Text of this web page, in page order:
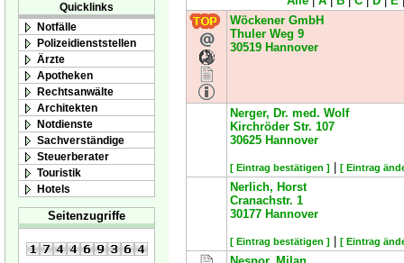
Quicklinks
Notfälle
Polizeidienststellen
Ärzte
Apotheken
Rechtsanwälte
Architekten
Notdienste
Sachverständige
Steuerberater
Touristik
Hotels
Seitenzugriffe
Wöckener GmbH
Thuler Weg 9
30519 Hannover
Nerger, Dr. med. Wolf
Kirchröder Str. 107
30625 Hannover
[ Eintrag bestätigen ] [ Eintrag
Nerlich, Horst
Cranachstr. 1
30177 Hannover
[ Eintrag bestätigen ] [ Eintrag